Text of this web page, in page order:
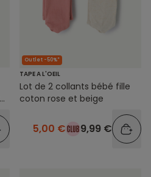
Outlet -50%*
TAPE A L'OEIL
Lot de 2 collants bébé fille
coton rose et beige
5,00 € 9,99 €